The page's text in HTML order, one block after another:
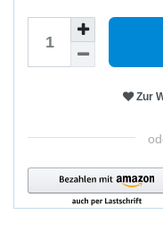
Zur